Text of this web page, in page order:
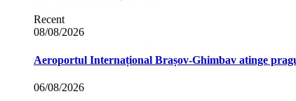
Recent
08/08/2026
Aeroportul Internațional Brașov‑Ghimbav atinge
06/08/2026